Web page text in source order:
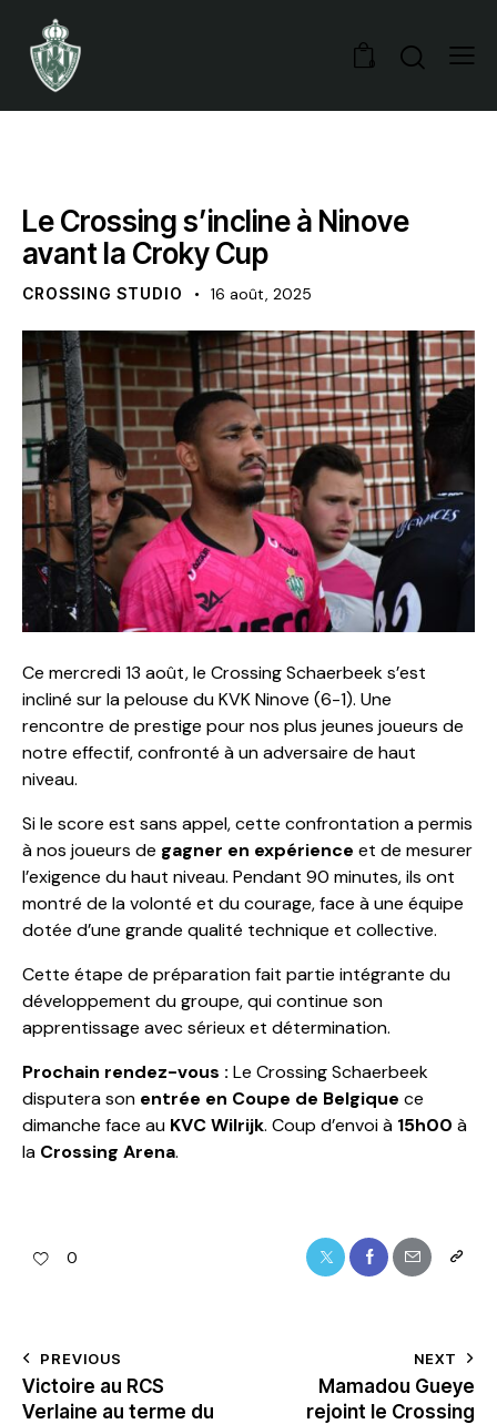
0
Le Crossing s’incline à Ninove
avant la Croky Cup
CROSSING STUDIO 16 août, 2025
Ce mercredi 13 août, le Crossing Schaerbeek s’est
incliné sur la pelouse du KVK Ninove (6-1). Une
rencontre de prestige pour nos plus jeunes joueurs de
notre effectif, confronté à un adversaire de haut
niveau.
Si le score est sans appel, cette confrontation a permis
à nos joueurs de gagner en expérience et de mesurer
l’exigence du haut niveau. Pendant 90 minutes, ils ont
montré de la volonté et du courage, face à une équipe
dotée d’une grande qualité technique et collective.
Cette étape de préparation fait partie intégrante du
développement du groupe, qui continue son
apprentissage avec sérieux et détermination.
Prochain rendez-vous : Le Crossing Schaerbeek
disputera son entrée en Coupe de Belgique ce
dimanche face au KVC Wilrijk. Coup d’envoi à 15h00 à
la Crossing Arena.
0
PREVIOUS
Victoire au RCS
Verlaine au terme du
NEXT
Mamadou Gueye
rejoint le Crossing